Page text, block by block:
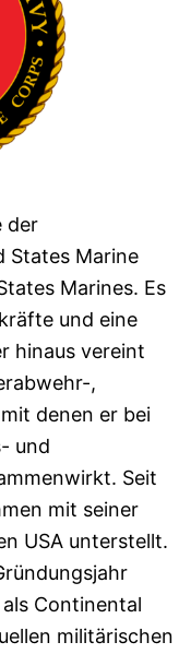
der
States Marine
Marines. Es
und eine
hinaus vereint
,
denen er bei
und
Seit
mit seiner
USA unterstellt.
Continental
militärischen